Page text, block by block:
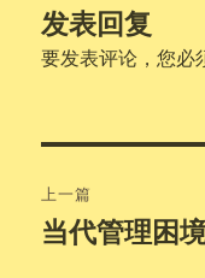
发表回复
要发表评论，您必
章
上一篇
上
当代管理困